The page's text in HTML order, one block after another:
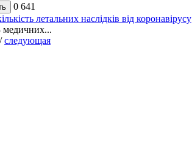
0 641
летальних наслідків від коронавірусу
медичних...
/следующая